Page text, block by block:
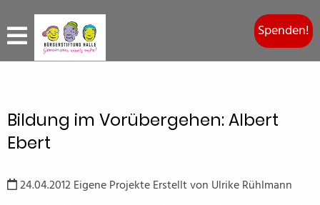
Spenden!
Bildung im Vorübergehen: Albert
Ebert
24.04.2012Eigene ProjekteErstellt von Ulrike Rühlmann